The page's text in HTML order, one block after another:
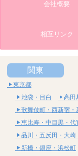
会社概要
相互リンク
関東
東京都
池袋・目白
高田
歌舞伎町・西新宿・
恵比寿・中目黒・代
品川・五反田・大崎
新橋・銀座・浜松町